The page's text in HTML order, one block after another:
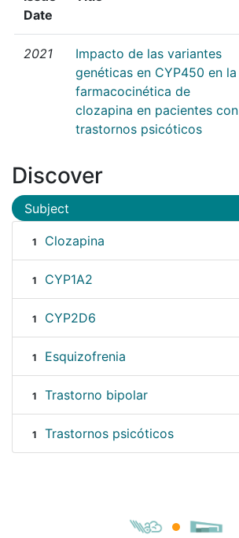
Date
2021
Impacto de las variantes
genéticas en CYP450 en la
farmacocinética de
clozapina en pacientes con
trastornos psicóticos
Discover
Subject
1 Clozapina
1 CYP1A2
1 CYP2D6
1 Esquizofrenia
1 Trastorno bipolar
1 Trastornos psicóticos